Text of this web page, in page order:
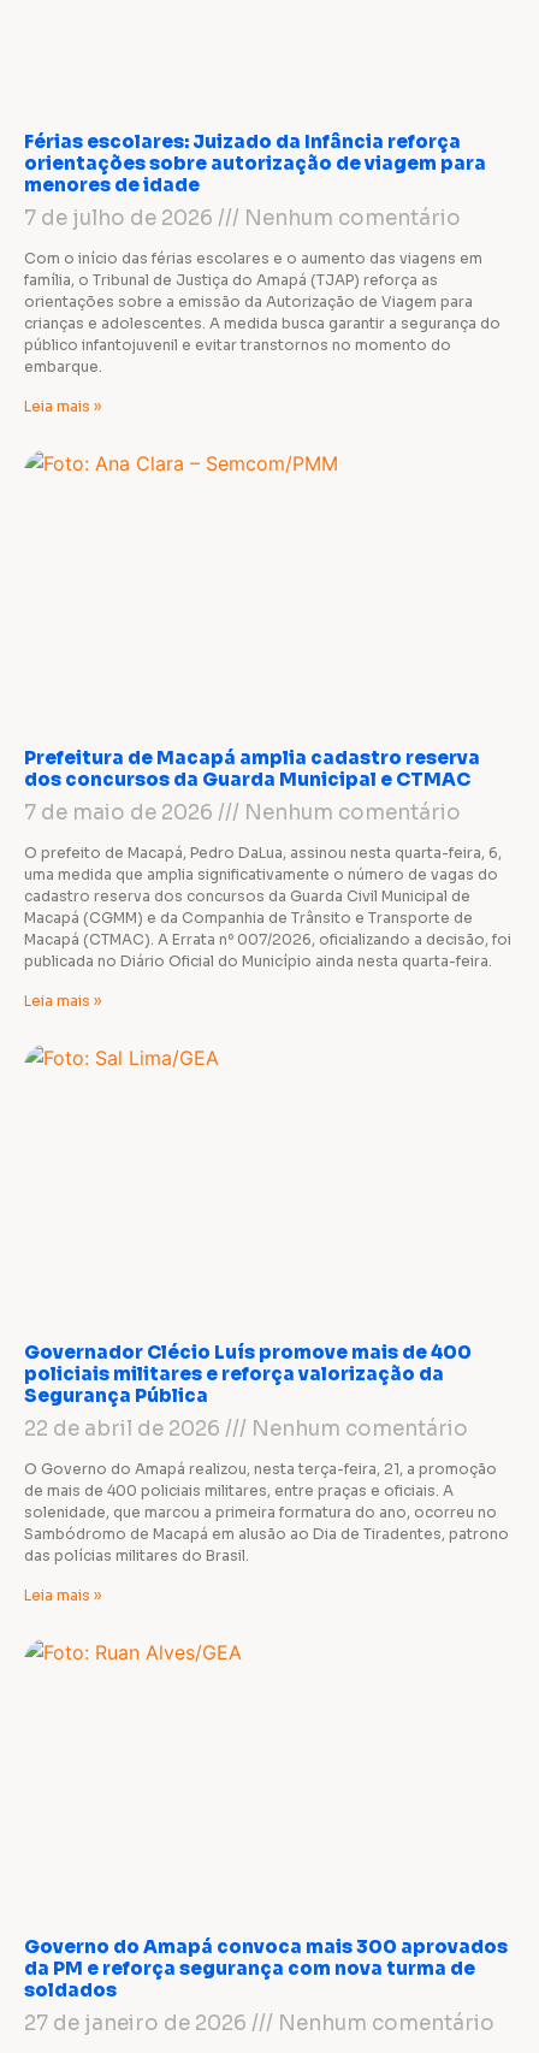
Férias escolares: Juizado da Infância reforça
orientações sobre autorização de viagem para
menores de idade
7 de julho de 2026 Nenhum comentário
Com o início das férias escolares e o aumento das viagens em
família, o Tribunal de Justiça do Amapá (TJAP) reforça as
orientações sobre a emissão da Autorização de Viagem para
crianças e adolescentes. A medida busca garantir a segurança do
público infantojuvenil e evitar transtornos no momento do
embarque.
Leia mais »
Prefeitura de Macapá amplia cadastro reserva
dos concursos da Guarda Municipal e CTMAC
7 de maio de 2026 Nenhum comentário
O prefeito de Macapá, Pedro DaLua, assinou nesta quarta-feira, 6,
uma medida que amplia significativamente o número de vagas do
cadastro reserva dos concursos da Guarda Civil Municipal de
Macapá (CGMM) e da Companhia de Trânsito e Transporte de
Macapá (CTMAC). A Errata nº 007/2026, oficializando a decisão, foi
publicada no Diário Oficial do Município ainda nesta quarta-feira.
Leia mais »
Governador Clécio Luís promove mais de 400
policiais militares e reforça valorização da
Segurança Pública
22 de abril de 2026 Nenhum comentário
O Governo do Amapá realizou, nesta terça-feira, 21, a promoção
de mais de 400 policiais militares, entre praças e oficiais. A
solenidade, que marcou a primeira formatura do ano, ocorreu no
Sambódromo de Macapá em alusão ao Dia de Tiradentes, patrono
das polícias militares do Brasil.
Leia mais »
Governo do Amapá convoca mais 300 aprovados
da PM e reforça segurança com nova turma de
soldados
27 de janeiro de 2026 Nenhum comentário